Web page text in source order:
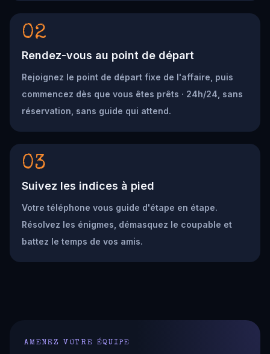
02
Rendez-vous au point de départ
Rejoignez le point de départ fixe de l'affaire, puis
commencez dès que vous êtes prêts · 24h/24, sans
réservation, sans guide qui attend.
03
Suivez les indices à pied
Votre téléphone vous guide d'étape en étape.
Résolvez les énigmes, démasquez le coupable et
battez le temps de vos amis.
AMENEZ VOTRE ÉQUIPE